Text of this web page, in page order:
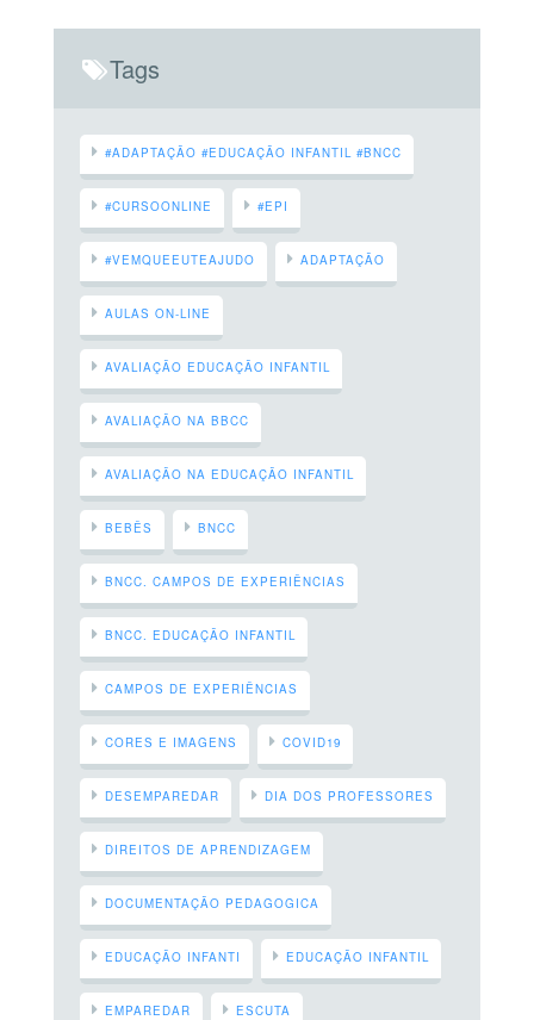
Tags
#ADAPTAÇÃO #EDUCAÇÃO INFANTIL #BNCC
#CURSOONLINE #EPI
#VEMQUEEUTEAJUDO ADAPTAÇÃO
AULAS ON-LINE
AVALIAÇÃO EDUCAÇÃO INFANTIL
AVALIAÇÃO NA BBCC
AVALIAÇÃO NA EDUCAÇÃO INFANTIL
BEBÊS BNCC
BNCC. CAMPOS DE EXPERIÊNCIAS
BNCC. EDUCAÇÃO INFANTIL
CAMPOS DE EXPERIÊNCIAS
CORES E IMAGENS COVID19
DESEMPAREDAR DIA DOS PROFESSORES
DIREITOS DE APRENDIZAGEM
DOCUMENTAÇÃO PEDAGOGICA
EDUCAÇÃO INFANTI EDUCAÇÃO INFANTIL
EMPAREDAR ESCUTA